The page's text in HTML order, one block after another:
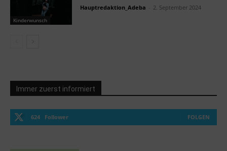
Kinderwunsch
Hauptredaktion_Adeba 2. September 2024
Immer zuerst informiert
624 Follower FOLGEN